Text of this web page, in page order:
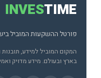
INVESTIME
פורטל ההשקעות המוביל
המקום המוביל למידע,
בארץ ובעולם. מידע מדויק